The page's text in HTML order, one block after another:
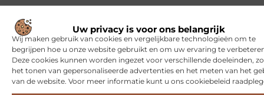
Uw privacy is voor ons belangrijk
Wij maken gebruik van cookies en vergelijkbare technologieën om te
begrijpen hoe u onze website gebruikt en om uw ervaring te
Deze cookies kunnen worden ingezet voor verschillende doeleinden,
het tonen van gepersonaliseerde advertenties en het meten van het
van de website. Voor meer informatie kunt u ons cookiebeleid
Gerelateerde artikelendie u
mogelijk interesseren